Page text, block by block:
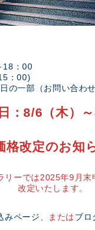
18：00
：00)
の一部（お問い合わせ
：8/6（木）～
格改定のお知
リーでは2025年9月末
改定いたします。
みページ、またはブロ